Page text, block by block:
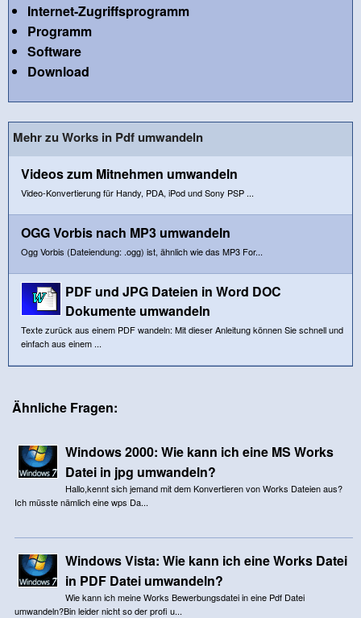
Internet-Zugriffsprogramm
Programm
Software
Download
Mehr zu Works in Pdf umwandeln
Videos zum Mitnehmen umwandeln
Video-Konvertierung für Handy, PDA, iPod und Sony PSP ...
OGG Vorbis nach MP3 umwandeln
Ogg Vorbis (Dateiendung: .ogg) ist, ähnlich wie das MP3 For...
PDF und JPG Dateien in Word DOC
Dokumente umwandeln
Texte zurück aus einem PDF wandeln: Mit dieser Anleitung können Sie schnell und
einfach aus einem ...
Ähnliche Fragen:
Windows 2000: Wie kann ich eine MS Works
Datei in jpg umwandeln?
Hallo,kennt sich jemand mit dem Konvertieren von Works Dateien aus?
Ich müsste nämlich eine wps Da...
Windows Vista: Wie kann ich eine Works Datei
in PDF Datei umwandeln?
Wie kann ich meine Works Bewerbungsdatei in eine Pdf Datei
umwandeln?Bin leider nicht so der profi u...